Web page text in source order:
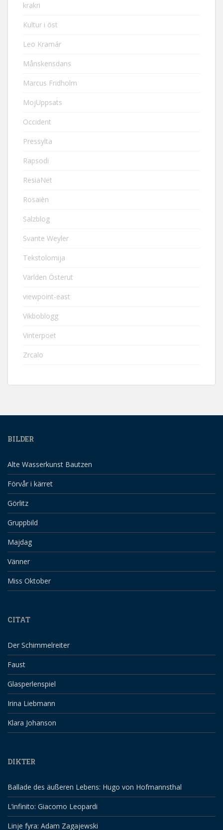
krakri
Kultur i öst
Leo Kramár
Månskensdans
Marcus Fridholm
MojUppsats
Occident
Pressylta
Rapsodi
ResiaNet
Rosaièn
Salzblog
Svante Weyler
Tekstolomija
Världen Österut
viewpoint-east
Vikboblogg
Vinterpoet
Zrcalo
BILDER
Alte Wasserkunst Bautzen
Förvår i kärret
Görlitz
Gruppbild
Majdag
Vänner
Miss Oktober
CITAT
Der Schimmelreiter
Faust
Glasperlenspiel
Irina Liebmann
Klara Johanson
DIKTER
Ballade des äußeren Lebens: Hugo von Hofmannsthal
L’infinito: Giacomo Leopardi
Linje fyra: Adam Zagajewski